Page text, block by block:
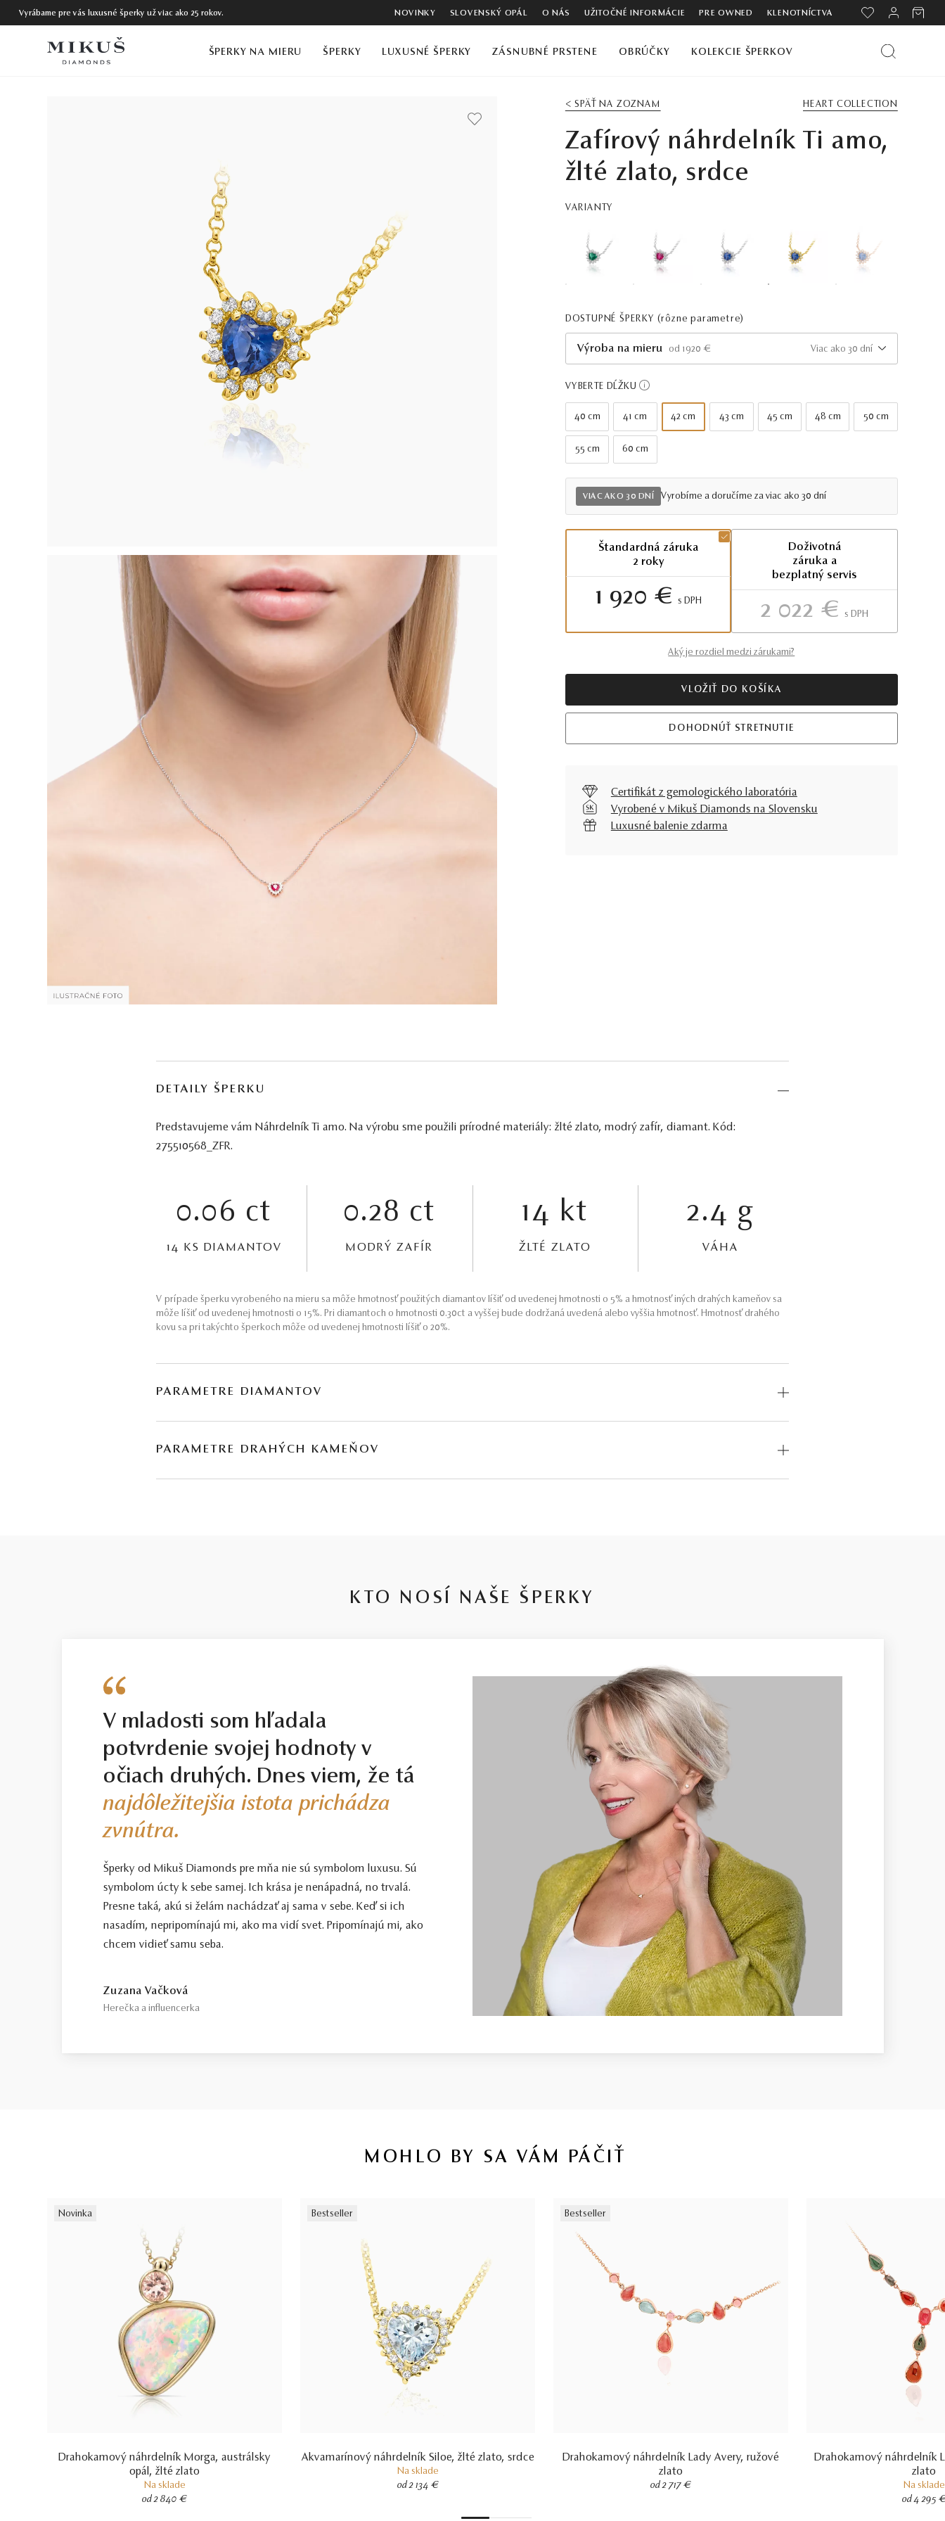
Vyrábame pre vás luxusné šperky už viac ako 25 rokov. NOVINKY SLOVENSKÝ OPÁL O NÁS UŽITOČNÉ INFORMÁCIE PRE OWNED KLENOTNÍCTVA
ŠPERKY NA MIERU ŠPERKY LUXUSNÉ ŠPERKY ZÁSNUBNÉ PRSTENE OBRÚČKY KOLEKCIE ŠPERKOV
< SPÄŤ NA ZOZNAM HEART COLLECTION
Zafírový náhrdelník Ti amo,
žlté zlato, srdce
VARIANTY
DOSTUPNÉ ŠPERKY (rôzne parametre)
Výroba na mieru od 1920 € Viac ako 30 dní
VYBERTE DĹŽKU
40 cm 41 cm 42 cm 43 cm 45 cm 48 cm 50 cm
55 cm 60 cm
VIAC AKO 30 DNÍ Vyrobíme a doručíme za viac ako 30 dní
Štandardná záruka
2 roky
1 920 € S DPH
Doživotná
záruka a
bezplatný servis
2 022 € S DPH
Aký je rozdiel medzi zárukami?
VLOŽIŤ DO KOŠÍKA
DOHODNÚŤ STRETNUTIE
Certifikát z gemologického laboratória
Vyrobené v Mikuš Diamonds na Slovensku
Luxusné balenie zdarma
DETAILY ŠPERKU
Predstavujeme vám Náhrdelník Ti amo. Na výrobu sme použili prírodné materiály: žlté zlato, modrý zafír, diamant. Kód:
275510568_ZFR.
0.06 ct
14 KS DIAMANTOV
0.28 ct
MODRÝ ZAFÍR
14 kt
ŽLTÉ ZLATO
2.4 g
VÁHA
V prípade šperku vyrobeného na mieru sa môže hmotnosť použitých diamantov líšiť od uvedenej hmotnosti o 5% a hmotnosť iných drahých kameňov sa
môže líšiť od uvedenej hmotnosti o 15%. Pri diamantoch o hmotnosti 0.30ct a vyššej bude dodržaná uvedená alebo vyššia hmotnosť. Hmotnosť drahého
kovu sa pri takýchto šperkoch môže od uvedenej hmotnosti líšiť o 20%.
PARAMETRE DIAMANTOV
PARAMETRE DRAHÝCH KAMEŇOV
KTO NOSÍ NAŠE ŠPERKY
V mladosti som hľadala
potvrdenie svojej hodnoty v
očiach druhých. Dnes viem, že tá
najdôležitejšia istota prichádza
zvnútra.
Šperky od Mikuš Diamonds pre mňa nie sú symbolom luxusu. Sú
symbolom úcty k sebe samej. Ich krása je nenápadná, no trvalá.
Presne taká, akú si želám nachádzať aj sama v sebe. Keď si ich
nasadím, nepripomínajú mi, ako ma vidí svet. Pripomínajú mi, ako
chcem vidieť samu seba.
Zuzana Vačková
Herečka a influencerka
MOHLO BY SA VÁM PÁČIŤ
Novinka
Drahokamový náhrdelník Morga, austrálsky
opál, žlté zlato
Na sklade
od 2 840 €
Bestseller
Akvamarínový náhrdelník Siloe, žlté zlato, srdce
Na sklade
od 2 134 €
Bestseller
Drahokamový náhrdelník Lady Avery, ružové
zlato
od 2 717 €
Drahokamový náhrdelník
zlato
Na sklade
od 4 295